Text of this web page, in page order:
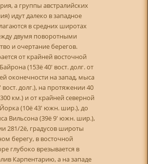
а группы австралийских
идут далеко в западное
в средних широтах
двумя поворотными
и очертание берегов.
от крайней восточной
(153ё 40' вост. долг. от
оконечности на запад, мыса
долг.), на протяжении 40
км.) и от крайней северной
(10ё 43' южн. шир.), до
Вильсона (39ё 9' южн. шир.),
281/2ё, градусов широты
берегу, в восточной
глубоко врезывается в
Карпентарию, а на западе